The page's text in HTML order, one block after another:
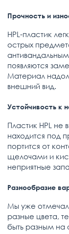
Прочность и
HPL-пластик
острых
появляются
Материал
внешний вид.
Устойчивость к
Пластик HPL не
находится под
портится от
щелочами и
неприятные
Разнообразие
Мы уже
разные цвета,
быть разным на